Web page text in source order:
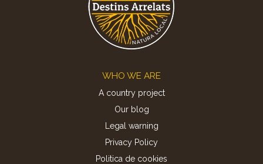
WHO WE ARE
A country project
Our blog
Legal warning
Privacy Policy
Politica de cookies